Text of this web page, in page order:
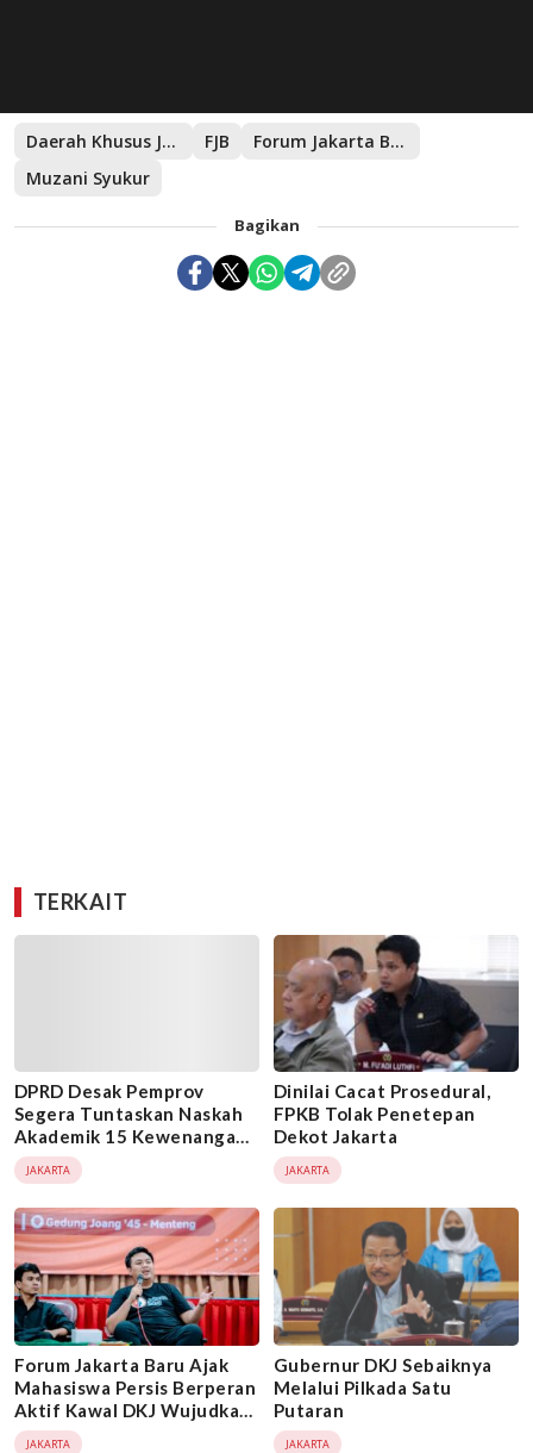
Daerah Khusus Jakarta FJB
Forum Jakarta Baru
Muzani Syukur
Bagikan
TERKAIT
DPRD Desak Pemprov
Segera Tuntaskan Naskah
Akademik 15 Kewenangan
Khusus Pasca Jakarta Tak
Lagi Ibukota
JAKARTA
Dinilai Cacat Prosedural,
FPKB Tolak Penetepan
Dekot Jakarta
JAKARTA
Forum Jakarta Baru Ajak
Mahasiswa Persis Berperan
Aktif Kawal DKJ Wujudkan
Kota Global
JAKARTA
Gubernur DKJ Sebaiknya
Melalui Pilkada Satu
Putaran
JAKARTA